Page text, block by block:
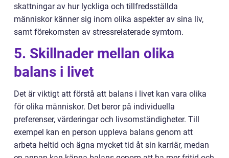
skattningar av hur lyckliga och tillfredsställda
människor känner sig inom olika aspekter av sina liv,
samt förekomsten av stressrelaterade symtom.
5. Skillnader mellan olika
balans i livet
Det är viktigt att förstå att balans i livet kan vara olika
för olika människor. Det beror på individuella
preferenser, värderingar och livsomständigheter. Till
exempel kan en person uppleva balans genom att
arbeta heltid och ägna mycket tid åt sin karriär, medan